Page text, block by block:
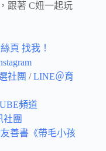
跟著 C妞一起玩
頁 找我！
社團 /LINE＠育
頻道
團
善書《帶毛小孩